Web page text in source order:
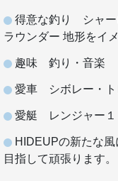
得意な釣り シャー
ラウンダー 地形をイ
趣味 釣り・音楽
愛車 シボレー・ト
愛艇 レンジャー１
HIDEUPの新たな
目指して頑張ります。